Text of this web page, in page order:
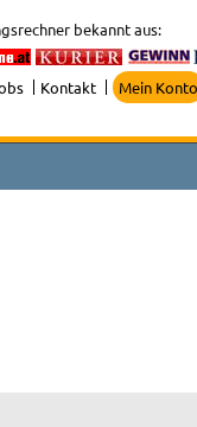
bekannt aus:
Kontakt Mein Konto